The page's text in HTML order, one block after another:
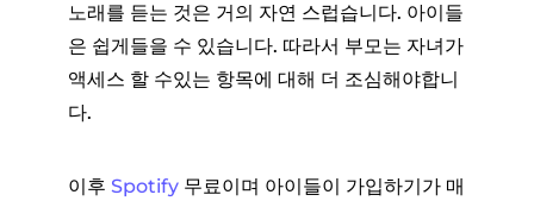
노래를 듣는 것은 거의 자연 스럽습니다. 아이들
은 쉽게들을 수 있습니다. 따라서 부모는 자녀가
액세스 할 수있는 항목에 대해 더 조심해야합니
다.
이후 Spotify무료이며 아이들이 가입하기가 매